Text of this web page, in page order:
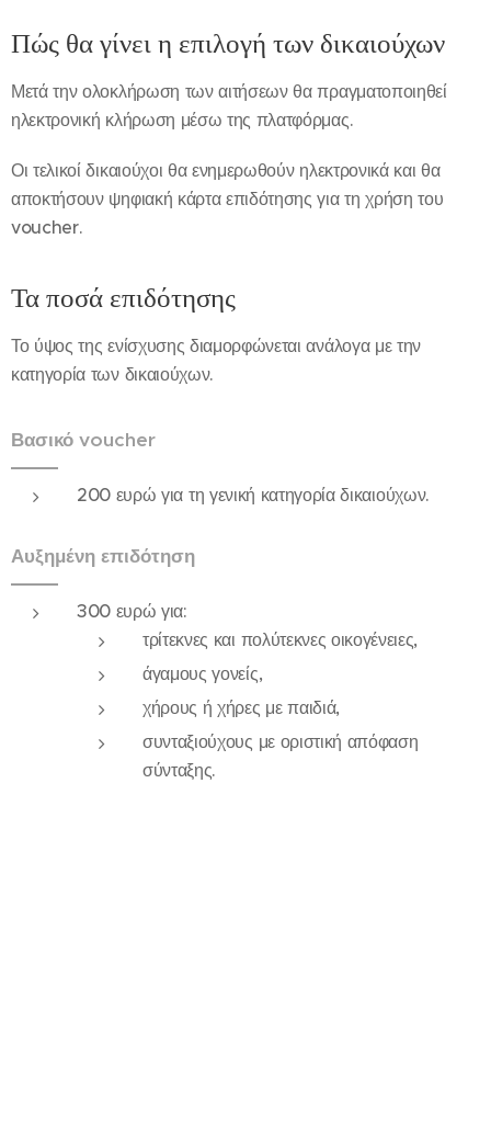
Πώς θα γίνει η επιλογή των δικαιούχων
Μετά την ολοκλήρωση των αιτήσεων θα πραγματοποιηθεί
ηλεκτρονική κλήρωση μέσω της πλατφόρμας.
Οι τελικοί δικαιούχοι θα ενημερωθούν ηλεκτρονικά και θα
αποκτήσουν ψηφιακή κάρτα επιδότησης για τη χρήση του
voucher.
Τα ποσά επιδότησης
Το ύψος της ενίσχυσης διαμορφώνεται ανάλογα με την
κατηγορία των δικαιούχων.
Βασικό voucher
200 ευρώ για τη γενική κατηγορία δικαιούχων.
Αυξημένη επιδότηση
300 ευρώ για:
τρίτεκνες και πολύτεκνες οικογένειες,
άγαμους γονείς,
χήρους ή χήρες με παιδιά,
συνταξιούχους με οριστική απόφαση
σύνταξης.